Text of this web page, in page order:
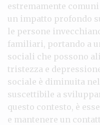
estremamente
un impatto profondo
le persone
familiari, portando a
sociali che possono
tristezza e
sociale è diminuita
suscettibile a
questo contesto, è
e mantenere un